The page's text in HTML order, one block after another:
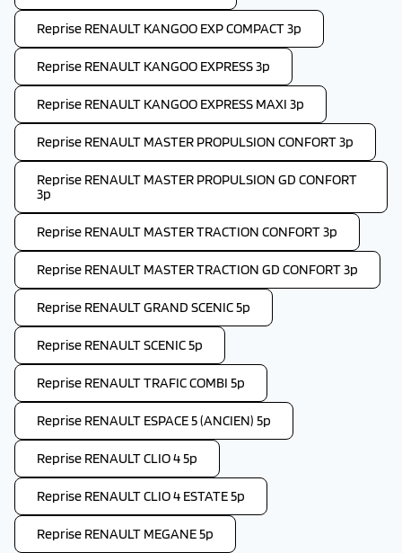
Reprise RENAULT KANGOO EXP COMPACT 3p
Reprise RENAULT KANGOO EXPRESS 3p
Reprise RENAULT KANGOO EXPRESS MAXI 3p
Reprise RENAULT MASTER PROPULSION CONFORT 3p
Reprise RENAULT MASTER PROPULSION GD CONFORT
3p
Reprise RENAULT MASTER TRACTION CONFORT 3p
Reprise RENAULT MASTER TRACTION GD CONFORT 3p
Reprise RENAULT GRAND SCENIC 5p
Reprise RENAULT SCENIC 5p
Reprise RENAULT TRAFIC COMBI 5p
Reprise RENAULT ESPACE 5 (ANCIEN) 5p
Reprise RENAULT CLIO 4 5p
Reprise RENAULT CLIO 4 ESTATE 5p
Reprise RENAULT MEGANE 5p